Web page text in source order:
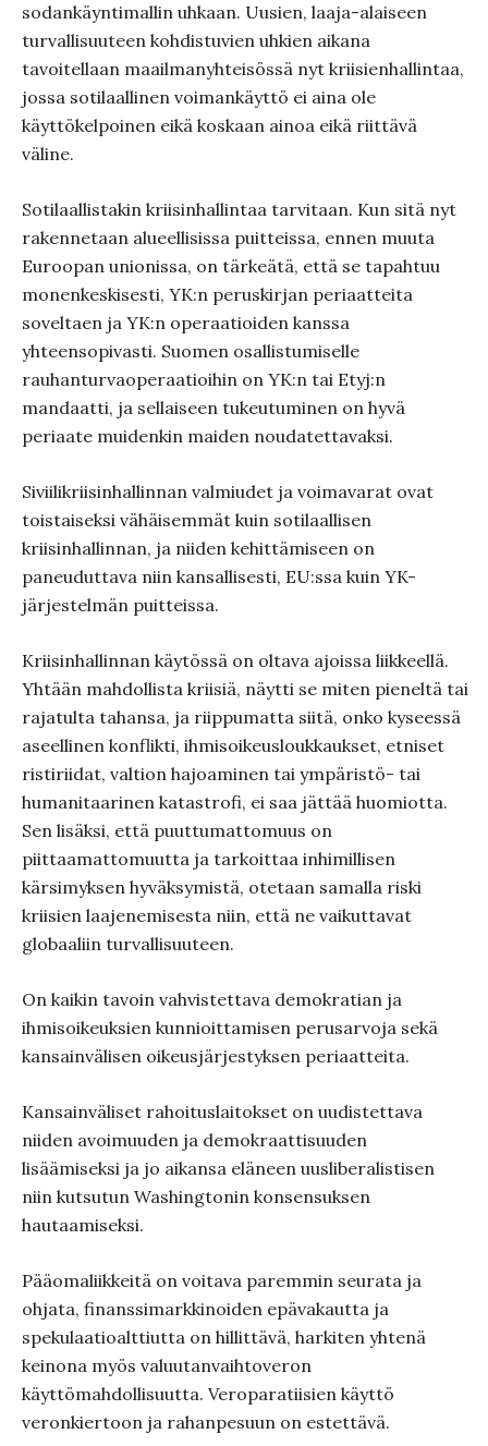
sodankäyntimallin uhkaan. Uusien, laaja-alaiseen
turvallisuuteen kohdistuvien uhkien aikana
tavoitellaan maailmanyhteisössä nyt kriisienhallintaa,
jossa sotilaallinen voimankäyttö ei aina ole
käyttökelpoinen eikä koskaan ainoa eikä riittävä
väline.
Sotilaallistakin kriisinhallintaa tarvitaan. Kun sitä nyt
rakennetaan alueellisissa puitteissa, ennen muuta
Euroopan unionissa, on tärkeätä, että se tapahtuu
monenkeskisesti, YK:n peruskirjan periaatteita
soveltaen ja YK:n operaatioiden kanssa
yhteensopivasti. Suomen osallistumiselle
rauhanturvaoperaatioihin on YK:n tai Etyj:n
mandaatti, ja sellaiseen tukeutuminen on hyvä
periaate muidenkin maiden noudatettavaksi.
Siviilikriisinhallinnan valmiudet ja voimavarat ovat
toistaiseksi vähäisemmät kuin sotilaallisen
kriisinhallinnan, ja niiden kehittämiseen on
paneuduttava niin kansallisesti, EU:ssa kuin YK-
järjestelmän puitteissa.
Kriisinhallinnan käytössä on oltava ajoissa liikkeellä.
Yhtään mahdollista kriisiä, näytti se miten pieneltä tai
rajatulta tahansa, ja riippumatta siitä, onko kyseessä
aseellinen konflikti, ihmisoikeusloukkaukset, etniset
ristiriidat, valtion hajoaminen tai ympäristö- tai
humanitaarinen katastrofi, ei saa jättää huomiotta.
Sen lisäksi, että puuttumattomuus on
piittaamattomuutta ja tarkoittaa inhimillisen
kärsimyksen hyväksymistä, otetaan samalla riski
kriisien laajenemisesta niin, että ne vaikuttavat
globaaliin turvallisuuteen.
On kaikin tavoin vahvistettava demokratian ja
ihmisoikeuksien kunnioittamisen perusarvoja sekä
kansainvälisen oikeusjärjestyksen periaatteita.
Kansainväliset rahoituslaitokset on uudistettava
niiden avoimuuden ja demokraattisuuden
lisäämiseksi ja jo aikansa eläneen uusliberalistisen
niin kutsutun Washingtonin konsensuksen
hautaamiseksi.
Pääomaliikkeitä on voitava paremmin seurata ja
ohjata, finanssimarkkinoiden epävakautta ja
spekulaatioalttiutta on hillittävä, harkiten yhtenä
keinona myös valuutanvaihtoveron
käyttömahdollisuutta. Veroparatiisien käyttö
veronkiertoon ja rahanpesuun on estettävä.